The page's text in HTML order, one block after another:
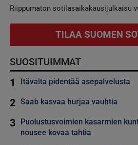
Riippumaton sotilasaikakausijulkaisu
TILAA SUOMEN
SUOSITUIMMAT
1 Itävalta pidentää asepalvelusta
2 Saab kasvaa hurjaa vauhtia
3
Puolustusvoimien kasarmien
nousee kovaa tahtia